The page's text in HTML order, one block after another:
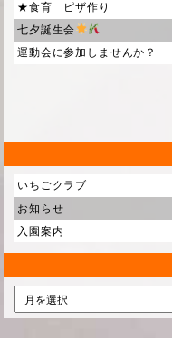
★食育 ピザ作り
七夕誕生会
運動会に参加しませんか？
いちごクラブ
お知らせ
入園案内